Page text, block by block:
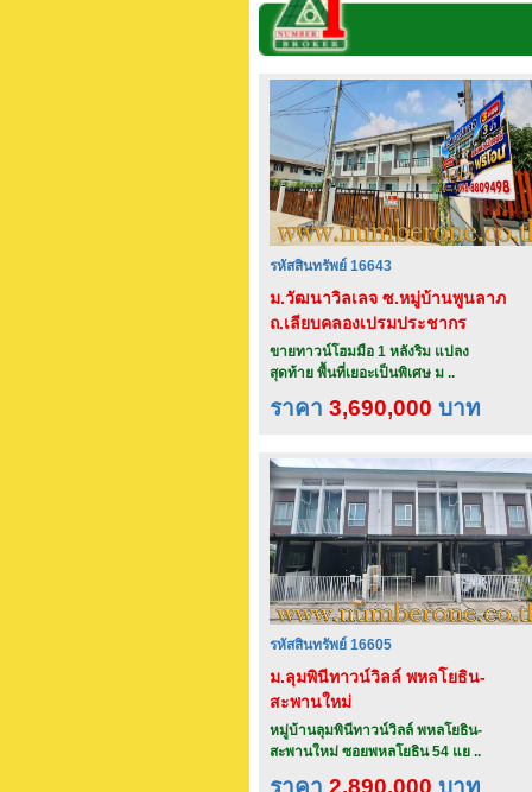
รหัสสินทรัพย์ 16643
ม.วัฒนาวิลเลจ ซ.หมู่บ้านพูนลาภ
ถ.เลียบคลองเปรมประชากร
จ.ปทุมธานี
ขายทาวน์โฮมมือ 1 หลังริม แปลง
สุดท้าย พื้นที่เยอะเป็นพิเศษ ม ..
ราคา 3,690,000 บาท
รหัสสินทรัพย์ 16605
ม.ลุมพินีทาวน์วิลล์ พหลโยธิน-
สะพานใหม่
หมู่บ้านลุมพินีทาวน์วิลล์ พหลโยธิน-
สะพานใหม่ ซอยพหลโยธิน 54 แย ..
ราคา 2,890,000 บาท